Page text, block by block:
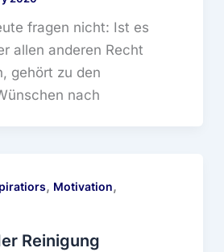
fragen nicht: Ist es
allen anderen Recht
gehört zu den
nach
, Motivation,
Reinigung